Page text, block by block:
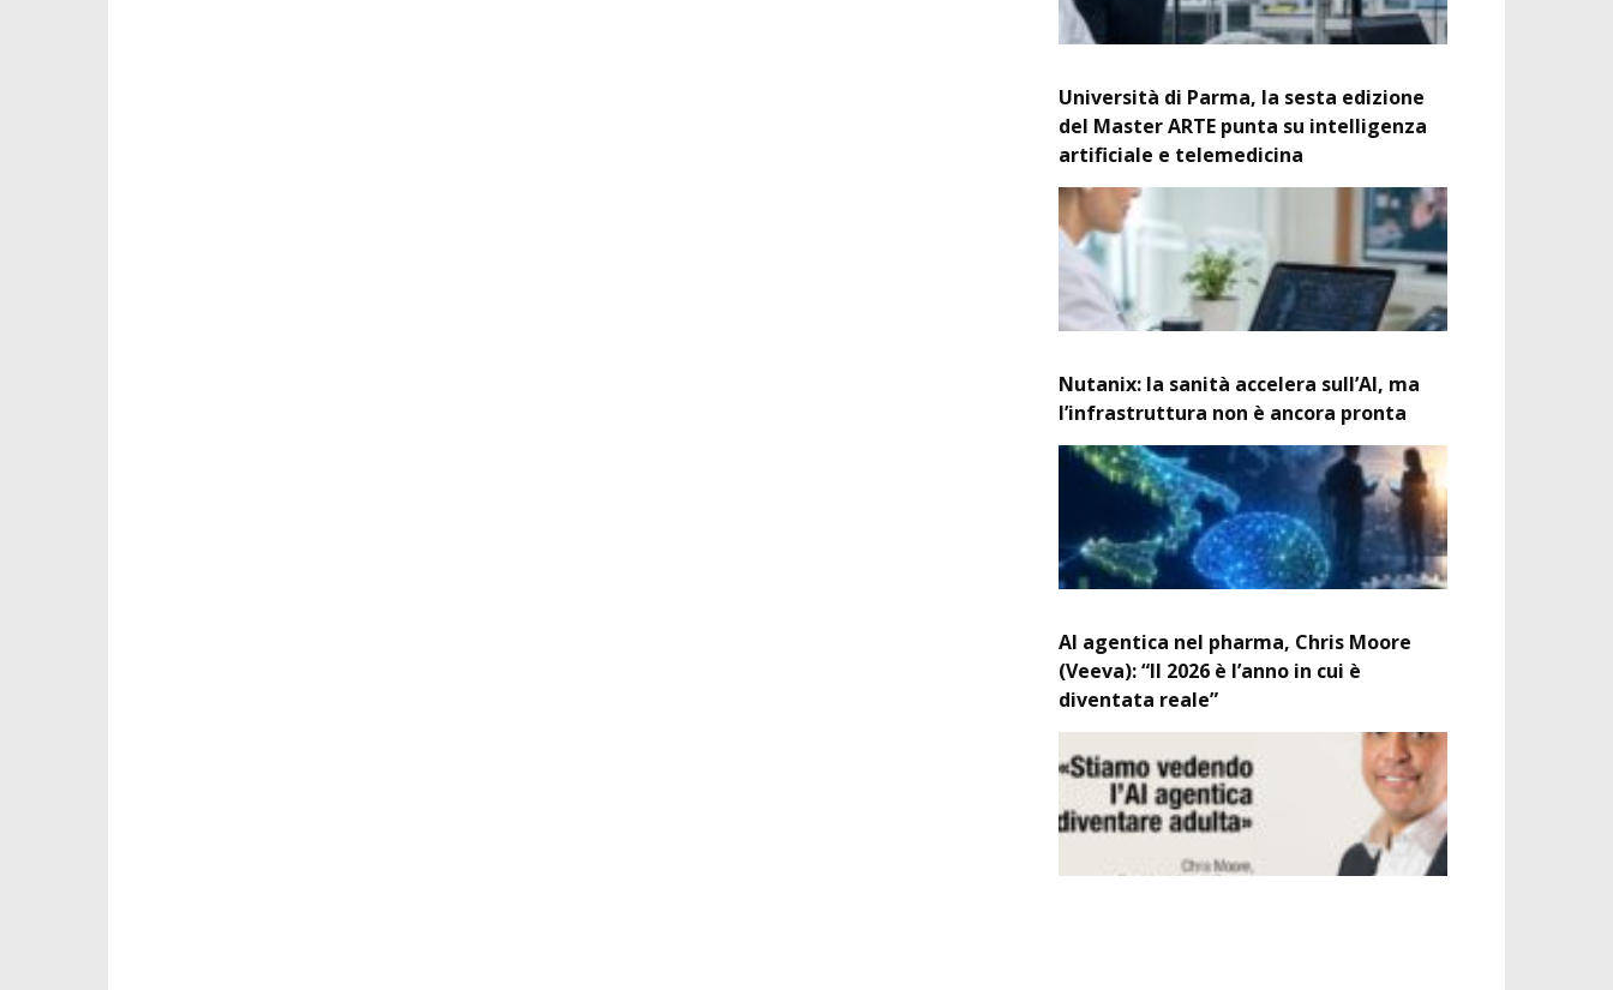
Università di Parma, la sesta edizione
del Master ARTE punta su intelligenza
artificiale e telemedicina
Nutanix: la sanità accelera sull’AI, ma
l’infrastruttura non è ancora pronta
AI agentica nel pharma, Chris Moore
(Veeva): “Il 2026 è l’anno in cui è
diventata reale”